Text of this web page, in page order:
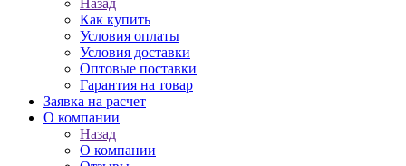
Назад
Как купить
Условия оплаты
Условия доставки
Оптовые поставки
Гарантия на товар
Заявка на расчет
О компании
Назад
О компании